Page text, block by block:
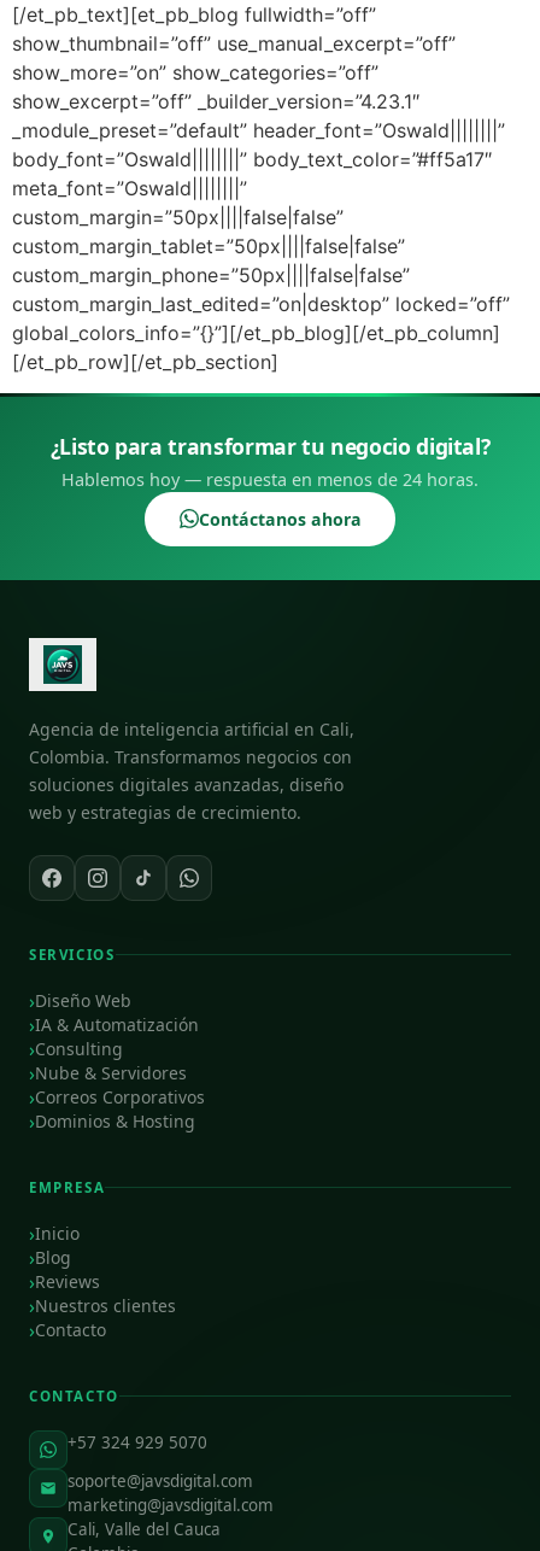
[/et_pb_text][et_pb_blog fullwidth=”off”
show_thumbnail=”off” use_manual_excerpt=”off”
show_more=”on” show_categories=”off”
show_excerpt=”off” _builder_version=”4.23.1″
_module_preset=”default” header_font=”Oswald||||||||”
body_font=”Oswald||||||||” body_text_color=”#ff5a17″
meta_font=”Oswald||||||||”
custom_margin=”50px||||false|false”
custom_margin_tablet=”50px||||false|false”
custom_margin_phone=”50px||||false|false”
custom_margin_last_edited=”on|desktop” locked=”off”
global_colors_info=”{}”][/et_pb_blog][/et_pb_column]
[/et_pb_row][/et_pb_section]
¿Listo para transformar tu negocio digital?
Hablemos hoy — respuesta en menos de 24 horas.
Contáctanos ahora
Agencia de inteligencia artificial en Cali,
Colombia. Transformamos negocios con
soluciones digitales avanzadas, diseño
web y estrategias de crecimiento.
SERVICIOS
Diseño Web
IA & Automatización
Consulting
Nube & Servidores
Correos Corporativos
Dominios & Hosting
EMPRESA
Inicio
Blog
Reviews
Nuestros clientes
Contacto
CONTACTO
+57 324 929 5070
soporte@javsdigital.com
marketing@javsdigital.com
Cali, Valle del Cauca